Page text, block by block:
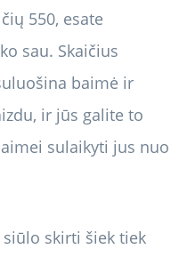
550, esate
sau. Skaičius
baimė ir
ir jūs galite to
sulaikyti jus nuo
siūlo skirti šiek tiek